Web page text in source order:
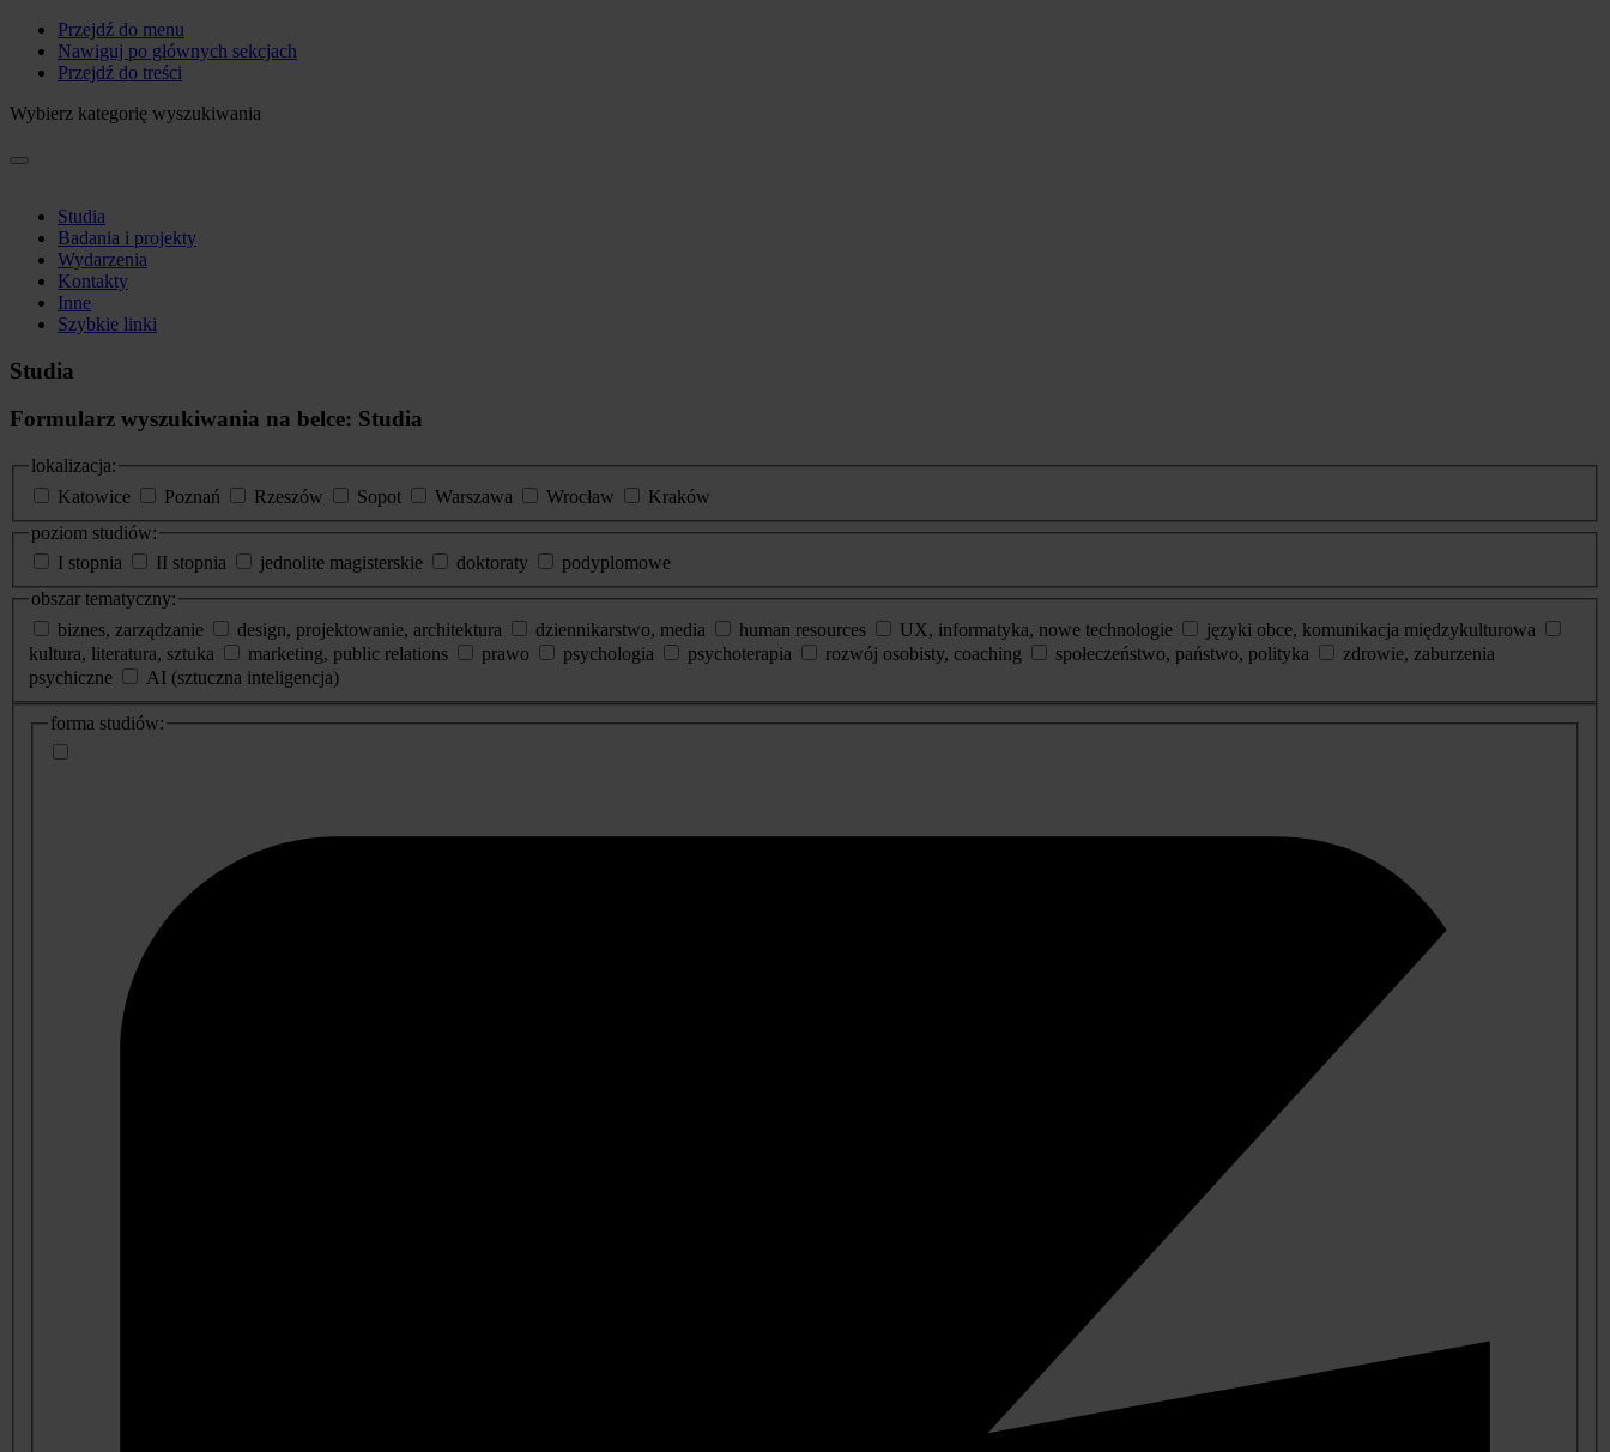
Przejdź do menu
Nawiguj po głównych sekcjach
Przejdź do treści
Wybierz kategorię wyszukiwania
Studia
Badania i projekty
Wydarzenia
Kontakty
Inne
Szybkie linki
Studia
Formularz wyszukiwania na belce: Studia
lokalizacja:
Katowice
Poznań Rzeszów Sopot Warszawa Wrocław
Kraków
poziom studiów:
I stopnia
II stopnia jednolite magisterskie doktoraty
podyplomowe
obszar tematyczny:
biznes, zarządzanie
design, projektowanie, architektura dziennikarstwo, media human resources UX, informatyka, nowe technologie
języki obce, komunikacja międzykulturowa
kultura, literatura, sztuka
marketing, public relations prawo psychologia psychoterapia rozwój osobisty, coaching społeczeństwo, państwo, polityka
zdrowie, zaburzenia
psychiczne
AI (sztuczna inteligencja)
dodatkowe
informacje
forma studiów: